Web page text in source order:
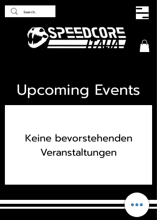
Upcoming Events
Keine bevorstehenden
Veranstaltungen